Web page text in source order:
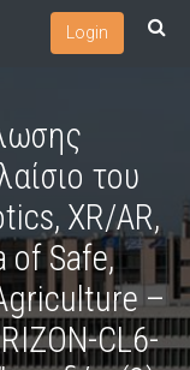
Login
του
XR/AR,
of Safe,
–
CL6-